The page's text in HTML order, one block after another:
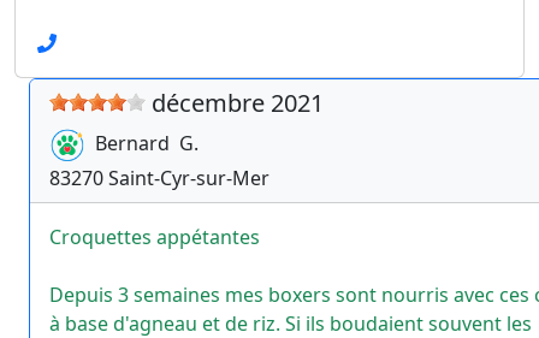
décembre 2021
Bernard G.
83270Saint-Cyr-sur-Mer
Croquettes appétantes
Depuis 3 semaines mes boxers sont nourris avec
à base d'agneau et de riz. Si ils boudaient souvent les